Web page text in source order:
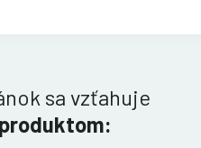
sa vzťahuje